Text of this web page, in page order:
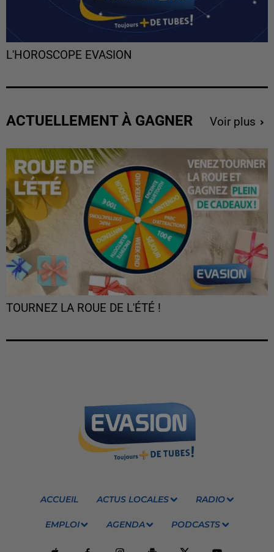
L'HOROSCOPE EVASION
ACTUELLEMENT À GAGNER Voir plus
TOURNEZ LA ROUE DE L'ÉTÉ !
ACCUEIL ACTUS LOCALES RADIO
EMPLOI AGENDA PODCASTS